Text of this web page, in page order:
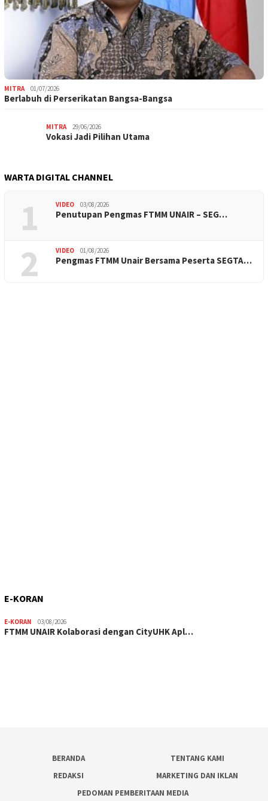
MITRA 01/07/2026
Berlabuh di Perserikatan Bangsa-Bangsa
MITRA 29/06/2026
Vokasi Jadi Pilihan Utama
WARTA DIGITAL CHANNEL
1 VIDEO 03/08/2026
Penutupan Pengmas FTMM UNAIR – SEG…
2 VIDEO 01/08/2026
Pengmas FTMM Unair Bersama Peserta SEGTA…
E-KORAN
E-KORAN 03/08/2026
FTMM UNAIR Kolaborasi dengan CityUHK Apl…
BERANDA
TENTANG KAMI
REDAKSI
MARKETING DAN IKLAN
PEDOMAN PEMBERITAAN MEDIA